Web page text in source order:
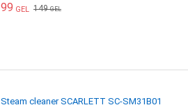
99 GEL 149GEL
Steam cleaner SCARLETT SC-SM31B01